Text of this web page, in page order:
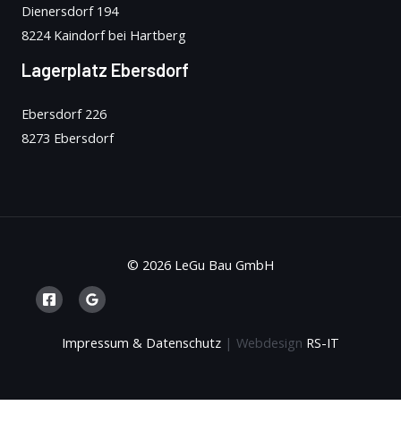
Dienersdorf 194
8224 Kaindorf bei Hartberg
Lagerplatz Ebersdorf
Ebersdorf 226
8273 Ebersdorf
© 2026 LeGu Bau GmbH
Impressum & Datenschutz | Webdesign RS-IT